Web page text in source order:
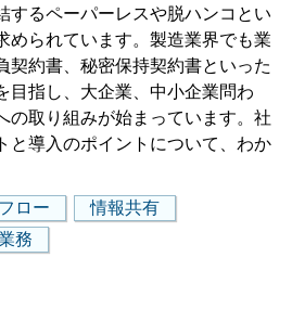
するペーパーレスや脱ハンコとい
められています。製造業界でも業
契約書、秘密保持契約書といった
目指し、大企業、中小企業問わ
の取り組みが始まっています。社
と導入のポイントについて、わか
ロー
情報共有
務